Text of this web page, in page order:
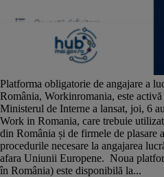
Platforma obligatorie de angajare a
România, Workinromania, este activă
Ministerul de Interne a lansat, joi, 6
Work in Romania, care trebuie
din România și de firmele de plasare
procedurile necesare la angajarea
afara Uniunii Europene. Noua
în România) este disponibilă la...